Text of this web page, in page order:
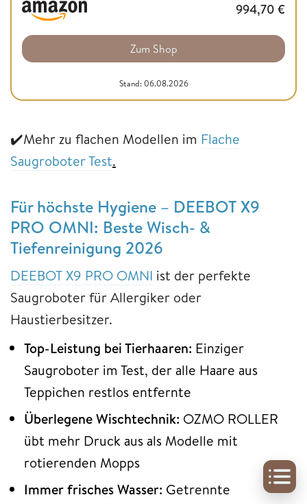
994,70 €
Zum Shop
Stand: 06.08.2026
✔️Mehr zu flachen Modellen im Flache
Saugroboter Test.
Für höchste Hygiene – DEEBOT X9
PRO OMNI: Beste Wisch- &
Tiefenreinigung 2026
DEEBOT X9 PRO OMNI ist der perfekte
Saugroboter für Allergiker oder
Haustierbesitzer.
Top-Leistung bei Tierhaaren: Einziger
Saugroboter im Test, der alle Haare aus
Teppichen restlos entfernte
Überlegene Wischtechnik: OZMO ROLLER
übt mehr Druck aus als Modelle mit
rotierenden Mopps
Immer frisches Wasser: Getrennte